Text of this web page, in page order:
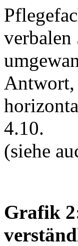
Antwort,
4.10.
(siehe
Grafik